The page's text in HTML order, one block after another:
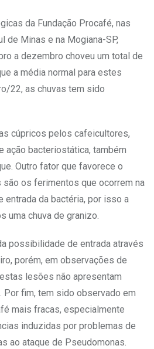
da Fundação Procafé, nas
de Minas e na Mogiana-SP,
a dezembro choveu um total de
a média normal para estes
22, as chuvas tem sido
cúpricos pelos cafeicultores,
ação bacteriostática, também
Outro fator que favorece o
os ferimentos que ocorrem na
entrada da bactéria, por isso a
uma chuva de granizo.
possibilidade de entrada através
porém, em observações de
lesões não apresentam
Por fim, tem sido observado em
mais fracas, especialmente
induzidas por problemas de
ao ataque de Pseudomonas.